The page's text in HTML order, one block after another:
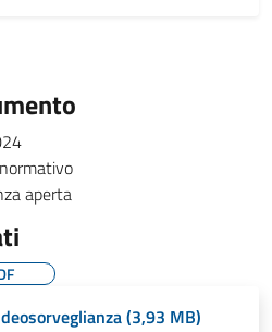
aperta
(3,93 MB)